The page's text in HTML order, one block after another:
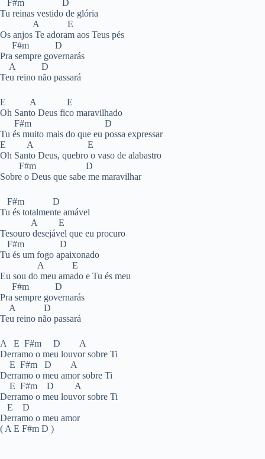
F#m D
Tu reinas vestido de glória
A E
Os anjos Te adoram aos Teus pés
F#m D
Pra sempre governarás
A D
Teu reino não passará
E A E
Oh Santo Deus fico maravilhado
F#m D
Tu és muito mais do que eu possa expressar
E A E
Oh Santo Deus, quebro o vaso de alabastro
F#m D
Sobre o Deus que sabe me maravilhar
F#m D
Tu és totalmente amável
A E
Tesouro desejável que eu procuro
F#m D
Tu és um fogo apaixonado
A E
Eu sou do meu amado e Tu és meu
F#m D
Pra sempre governarás
A D
Teu reino não passará
A E F#m D A
Derramo o meu louvor sobre Ti
E F#m D A
Derramo o meu amor sobre Ti
E F#m D A
Derramo o meu louvor sobre Ti
E D
Derramo o meu amor
( A E F#m D )